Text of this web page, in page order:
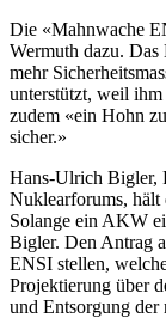
Die «Mahnwache
Wermuth dazu.
mehr
unterstützt, weil ihm
zudem «ein Hohn
sicher.»
Hans-Ulrich Bigler,
Nuklearforums, hält
Solange ein AKW
Bigler. Den Antrag
ENSI stellen,
Projektierung über
und Entsorgung